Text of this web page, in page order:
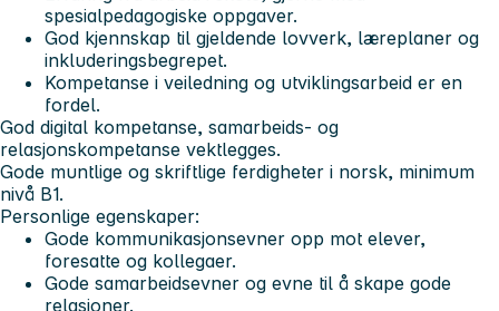
spesialpedagogiske oppgaver.
God kjennskap til gjeldende lovverk, læreplaner og
inkluderingsbegrepet.
Kompetanse i veiledning og utviklingsarbeid er en
fordel.
God digital kompetanse, samarbeids- og
relasjonskompetanse vektlegges.
Gode muntlige og skriftlige ferdigheter i norsk, minimum
nivå B1.
Personlige egenskaper:
Gode kommunikasjonsevner opp mot elever,
foresatte og kollegaer.
Gode samarbeidsevner og evne til å skape gode
relasjoner.